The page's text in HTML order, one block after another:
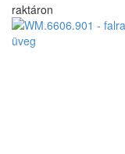
raktáron